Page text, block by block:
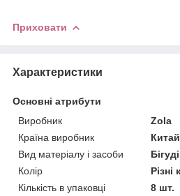
Приховати
Характеристики
Основні атрибути
Виробник
Zola
Країна виробник
Китай
Вид матеріалу і засоби
Колір
Кількість в упаковці
8 шт.